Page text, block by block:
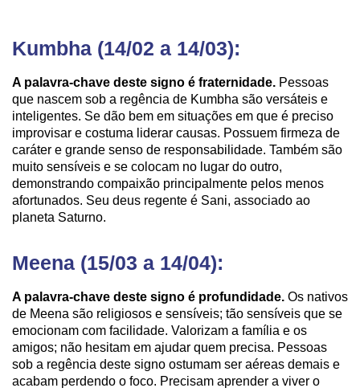
Kumbha (14/02 a 14/03):
A palavra-chave deste signo é fraternidade. Pessoas
que nascem sob a regência de Kumbha são versáteis e
inteligentes. Se dão bem em situações em que é preciso
improvisar e costuma liderar causas. Possuem firmeza de
caráter e grande senso de responsabilidade. Também são
muito sensíveis e se colocam no lugar do outro,
demonstrando compaixão principalmente pelos menos
afortunados. Seu deus regente é Sani, associado ao
planeta Saturno.
Meena (15/03 a 14/04):
A palavra-chave deste signo é profundidade. Os nativos
de Meena são religiosos e sensíveis; tão sensíveis que se
emocionam com facilidade. Valorizam a família e os
amigos; não hesitam em ajudar quem precisa. Pessoas
sob a regência deste signo ostumam ser aéreas demais e
acabam perdendo o foco. Precisam aprender a viver o